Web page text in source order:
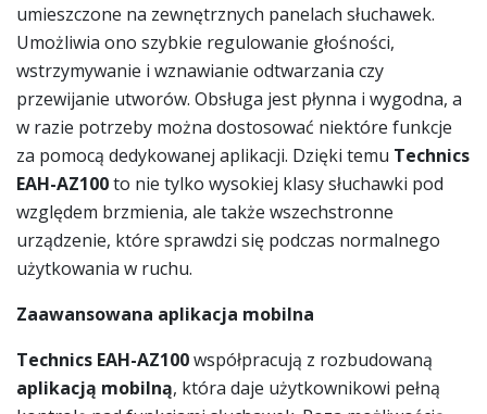
umieszczone na zewnętrznych panelach słuchawek.
Umożliwia ono szybkie regulowanie głośności,
wstrzymywanie i wznawianie odtwarzania czy
przewijanie utworów. Obsługa jest płynna i wygodna, a
w razie potrzeby można dostosować niektóre funkcje
za pomocą dedykowanej aplikacji. Dzięki temu Technics
EAH-AZ100to nie tylko wysokiej klasy słuchawki pod
względem brzmienia, ale także wszechstronne
urządzenie, które sprawdzi się podczas normalnego
użytkowania w ruchu.
Zaawansowana aplikacja mobilna
Technics EAH-AZ100współpracują z rozbudowaną
aplikacją mobilną, która daje użytkownikowi pełną